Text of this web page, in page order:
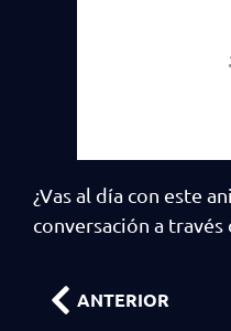
¿Vas al día con este
conversación a
ANTERIOR